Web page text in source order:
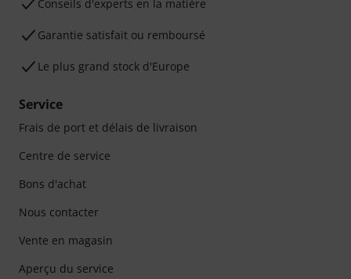
Conseils d'experts en la matière
Garantie satisfait ou remboursé
Le plus grand stock d'Europe
Service
Frais de port et délais de livraison
Centre de service
Bons d'achat
Nous contacter
Vente en magasin
Aperçu du service